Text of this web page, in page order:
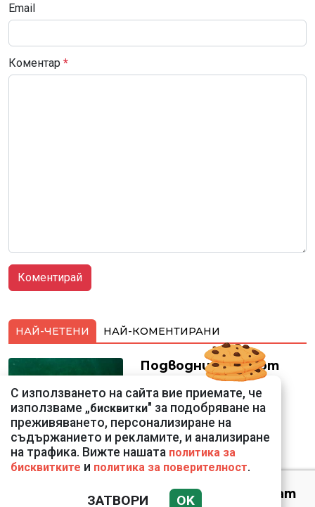
Email
Коментар *
НАЙ-ЧЕТЕНИ НАЙ-КОМЕНТИРАНИ
Подводни кадри от
Корфу разкриха
тревожна картина
Веригите пробутват
С използването на сайта вие приемате, че
използваме „бисквитки" за подобряване на
преживяването, персонализиране на
съдържанието и рекламите, и анализиране
на трафика. Вижте нашата политика за
бисквитките и политика за поверителност.
ЗАТВОРИ OK